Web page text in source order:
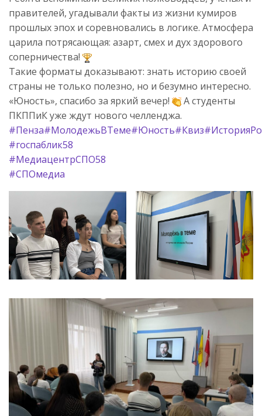
правителей, угадывали факты из жизни кумиров
прошлых эпох и соревновались в логике. Атмосфера
царила потрясающая: азарт, смех и дух здорового
соперничества!
Такие форматы доказывают: знать историю своей
страны не только полезно, но и безумно интересно.
«Юность», спасибо за яркий вечер!
А студенты
ПКППиК уже ждут нового челленджа.
#Пенза#МолодежьВТеме#Юность#Квиз
#госпаблик58
#МедиацентрСПО58
#СПОмедиа